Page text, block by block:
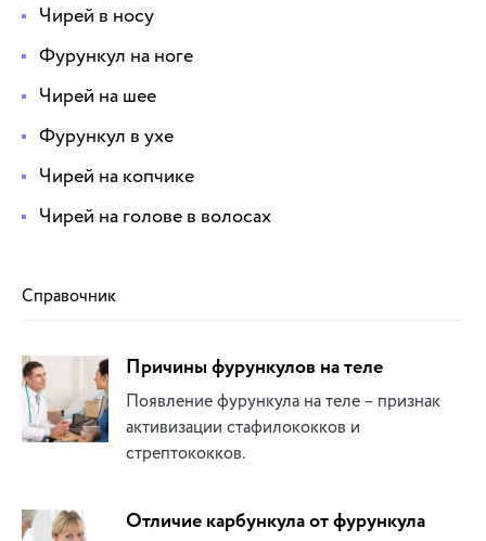
Чирей в носу
Фурункул на ноге
Чирей на шее
Фурункул в ухе
Чирей на копчике
Чирей на голове в волосах
Справочник
Причины фурункулов на теле
Появление фурункула на теле – признак
активизации стафилококков и
стрептококков.
Отличие карбункула от фурункула